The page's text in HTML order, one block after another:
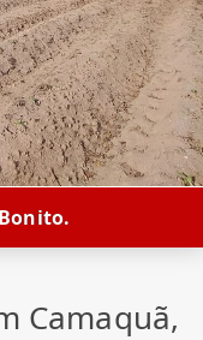
Camaquã,